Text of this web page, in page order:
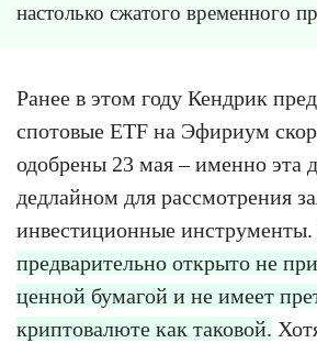
настолько сжатого временного
Ранее в этом году Кендрик
спотовые ETF на Эфириум
одобрены 23 мая – именно эта
дедлайном для рассмотрения
инвестиционные инструменты.
предварительно открыто не
ценной бумагой и не имеет
криптовалюте как таковой.